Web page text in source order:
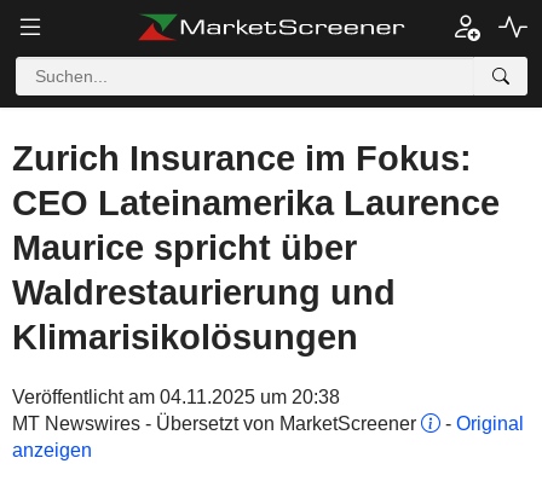
Zurich Insurance im Fokus:
CEO Lateinamerika Laurence
Maurice spricht über
Waldrestaurierung und
Klimarisikolösungen
Veröffentlicht am 04.11.2025 um 20:38
MT Newswires - Übersetzt von MarketScreener
- Original
anzeigen